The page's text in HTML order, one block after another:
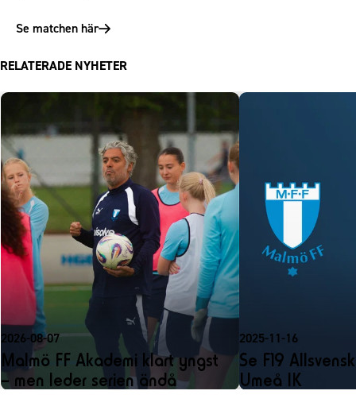
Se matchen här
RELATERADE NYHETER
2026-08-07
Malmö FF Akademi klart yngst
– men leder serien ändå
2025-11-16
Se F19
Umeå IK